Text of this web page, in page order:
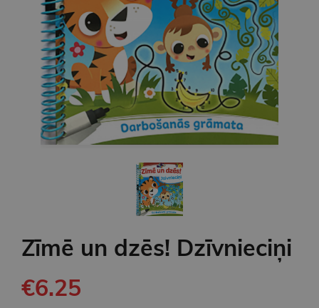
Zīmē un dzēs! Dzīvnieciņi
€6.25